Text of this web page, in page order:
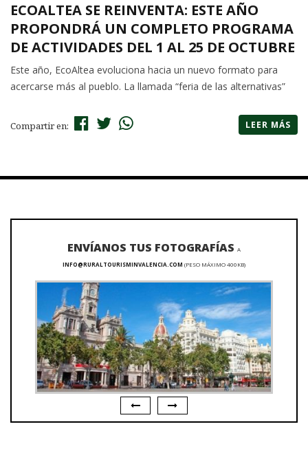
ECOALTEA SE REINVENTA: ESTE AÑO
PROPONDRÁ UN COMPLETO PROGRAMA
DE ACTIVIDADES DEL 1 AL 25 DE OCTUBRE
Este año, EcoAltea evoluciona hacia un nuevo formato para
acercarse más al pueblo. La llamada “feria de las alternativas”
Compartir en: LEER MÁS
ENVÍANOS TUS FOTOGRAFÍAS A
INFO@RURALTOURISMINVALENCIA.COM (PESO MÁXIMO 400KB)